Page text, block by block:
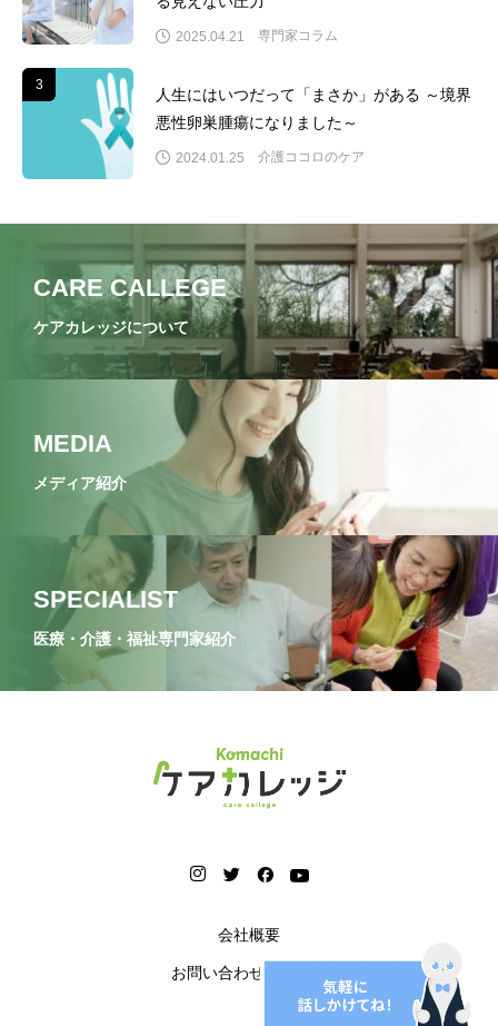
2025.04.21 専門家コラム
3
人生にはいつだって「まさか」がある ～境界
悪性卵巣腫瘍になりました～
2024.01.25 介護ココロのケア
CARE CALLEGE
ケアカレッジについて
MEDIA
メディア紹介
SPECIALIST
医療・介護・福祉専門家紹介
会社概要
お問い合わせフォーム